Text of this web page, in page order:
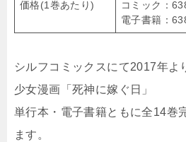
価格(1巻あたり)
コミック：
電子書籍：
シルフコミックスにて2017年よ
少女漫画「死神に嫁ぐ日」
単行本・電子書籍ともに全14巻
ます。